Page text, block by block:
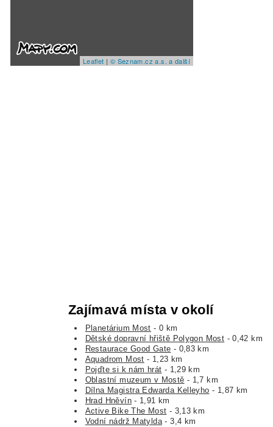
Leaflet | © Seznam.cz a.s. a další
Zajímavá místa v okolí
Planetárium Most - 0 km
Dětské dopravní hřiště Polygon Most - 0,42 km
Restaurace Good Gate - 0,83 km
Aquadrom Most - 1,23 km
Pojďte si k nám hrát - 1,29 km
Oblastní muzeum v Mostě - 1,7 km
Dílna Magistra Edwarda Kelleyho - 1,87 km
Hrad Hněvín- 1,91 km
Active Bike The Most - 3,13 km
Vodní nádrž Matylda- 3,4 km